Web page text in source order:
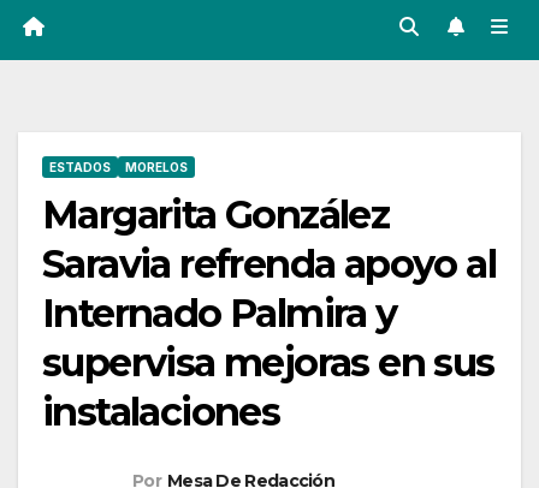
ESTADOS MORELOS
Margarita González
Saravia refrenda apoyo al
Internado Palmira y
supervisa mejoras en sus
instalaciones
Por Mesa De Redacción